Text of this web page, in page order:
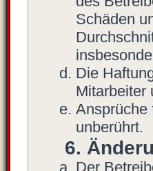
Schäden
Die
Mitarbeiter
Ansprüche
unberührt.
6.
Der